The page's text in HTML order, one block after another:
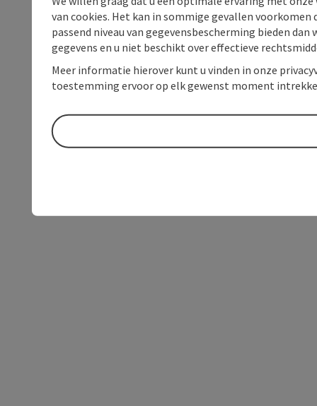
van cookies. Het kan in sommige gevallen voorkomen
passend niveau van gegevensbescherming bieden
gegevens en u niet beschikt over effectieve
Meer informatie hierover kunt u vinden in onze
toestemming ervoor op elk gewenst moment